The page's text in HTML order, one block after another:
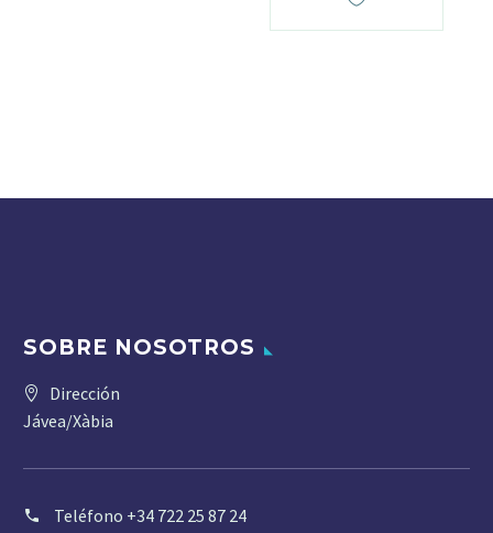
SOBRE NOSOTROS
Dirección
Jávea/Xàbia
Teléfono +34 722 25 87 24